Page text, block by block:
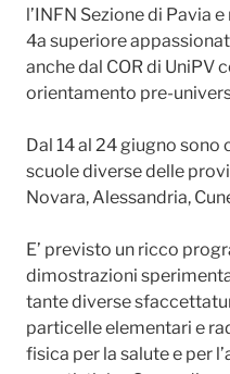
l’INFN Sezione di Pavia
4a superiore
anche dal COR di UniPV
orientamento pre-
Dal 14 al 24 giugno
scuole diverse delle
Novara, Alessandria,
E’ previsto un ricco
dimostrazioni
tante diverse
particelle elementari e
fisica per la salute e per